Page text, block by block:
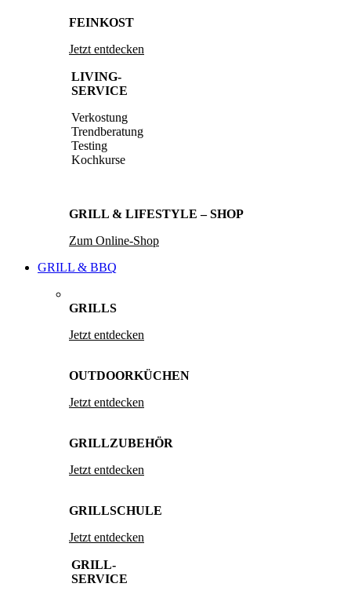
FEINKOST
Jetzt entdecken
LIVING-
SERVICE
Verkostung
Trendberatung
Testing
Kochkurse
GRILL & LIFESTYLE – SHOP
Zum Online-Shop
GRILL & BBQ
GRILLS
Jetzt entdecken
OUTDOORKÜCHEN
Jetzt entdecken
GRILLZUBEHÖR
Jetzt entdecken
GRILLSCHULE
Jetzt entdecken
GRILL-
SERVICE